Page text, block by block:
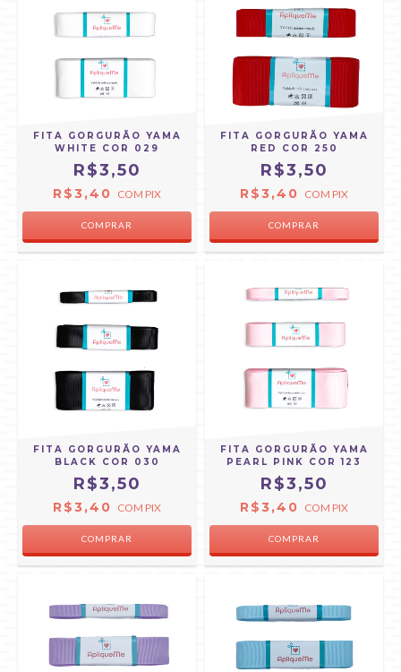
FITA GORGURÃO YAMA
WHITE COR 029
R$3,50
R$3,40 COM PIX
COMPRAR
FITA GORGURÃO YAMA
RED COR 250
R$3,50
R$3,40 COM PIX
COMPRAR
FITA GORGURÃO YAMA
BLACK COR 030
R$3,50
R$3,40 COM PIX
COMPRAR
FITA GORGURÃO YAMA
PEARL PINK COR 123
R$3,50
R$3,40 COM PIX
COMPRAR